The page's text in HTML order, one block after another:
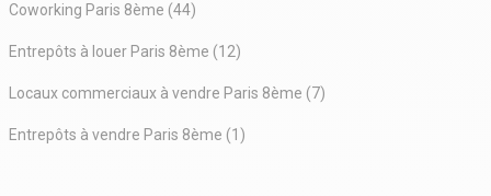
Coworking Paris 8ème (44)
Entrepôts à louer Paris 8ème (12)
Locaux commerciaux à vendre Paris 8ème (7)
Entrepôts à vendre Paris 8ème (1)